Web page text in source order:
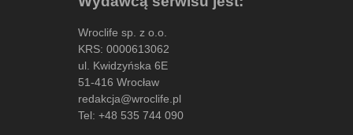
Wroclife sp. z o.o.
KRS: 0000613062
ul. Kwidzyńska 6E
51-416 Wrocław
redakcja@wroclife.pl
Tel: +48 535 744 090